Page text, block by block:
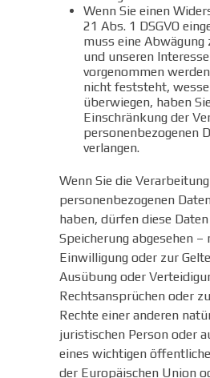
Wenn Sie einen
21 Abs. 1 DSGVO
muss eine Abwägung
und unseren
vorgenommen
nicht feststeht,
überwiegen, haben
Einschränkung der
personenbezogenen
verlangen.
Wenn Sie die
personenbezogenen
haben, dürfen diese
Speicherung abgesehen
Einwilligung oder zur
Ausübung oder
Rechtsansprüchen oder
Rechte einer anderen
juristischen Person oder
eines wichtigen
der Europäischen Union